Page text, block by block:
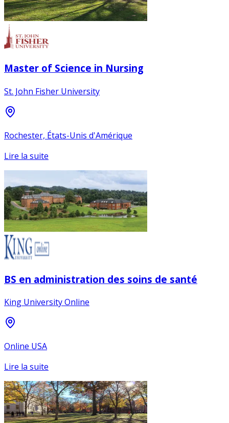
Master of Science in Nursing
St. John Fisher University
Rochester, États-Unis d'Amérique
Lire la suite
BS en administration des soins de santé
King University Online
Online USA
Lire la suite